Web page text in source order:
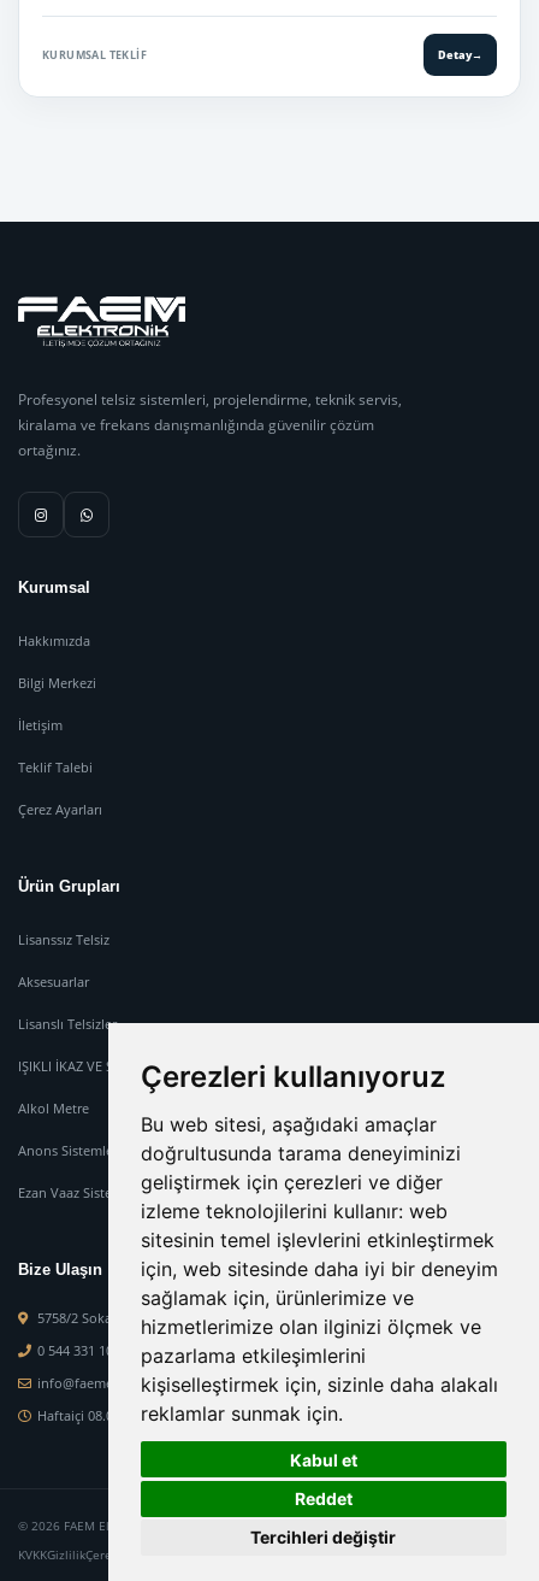
Çerezleri kullanıyoruz
Bu web sitesi, aşağıdaki amaçlar
doğrultusunda tarama deneyiminizi
geliştirmek için çerezleri ve diğer
izleme teknolojilerini kullanır: web
sitesinin temel işlevlerini etkinleştirmek
için, web sitesinde daha iyi bir deneyim
sağlamak için, ürünlerimize ve
hizmetlerimize olan ilginizi ölçmek ve
pazarlama etkileşimlerini
kişiselleştirmek için, sizinle daha alakalı
reklamlar sunmak için.
Kabul et
Reddet
Tercihleri değiştir
KURUMSAL TEKLIF Detay→
Profesyonel telsiz sistemleri, projelendirme, teknik servis,
kiralama ve frekans danışmanlığında güvenilir çözüm
ortağınız.
Kurumsal
Hakkımızda
Bilgi Merkezi
İletişim
Teklif Talebi
Çerez Ayarları
Ürün Grupları
Lisanssız Telsiz
Aksesuarlar
Lisanslı Telsizler
IŞIKLI İKAZ VE SİREN SİSTEMİ
Alkol Metre
Anons Sistemleri
Ezan Vaaz Sistemleri
Bize Ulaşın
5758/2 Sokak No : 2-M Orcaner İş Mer. Karabağlar Mah. Karabağlar-İzmir
0 544 331 10 84
info@faemelektronik.com
Haftaiçi 08.00 - 19.00 - Haftasonu 08.00 - 15.00
© 2026 FAEM Elektronik. Tüm hakları saklıdır.
KVKKGizlilikÇerez Politikası